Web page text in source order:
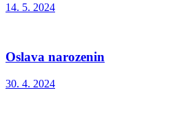
14. 5. 2024
Oslava narozenin
30. 4. 2024